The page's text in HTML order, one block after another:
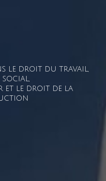
LE DROIT DU TRAVAIL,
ET LE DROIT DE LA